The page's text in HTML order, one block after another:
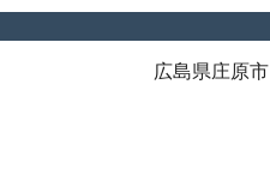
広島県庄原市